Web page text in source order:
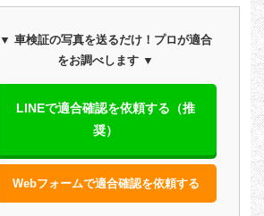
▼ 車検証の写真を送るだけ！プロが適合
をお調べします ▼
LINEで適合確認を依頼する（推
奨）
Webフォームで適合確認を依頼する